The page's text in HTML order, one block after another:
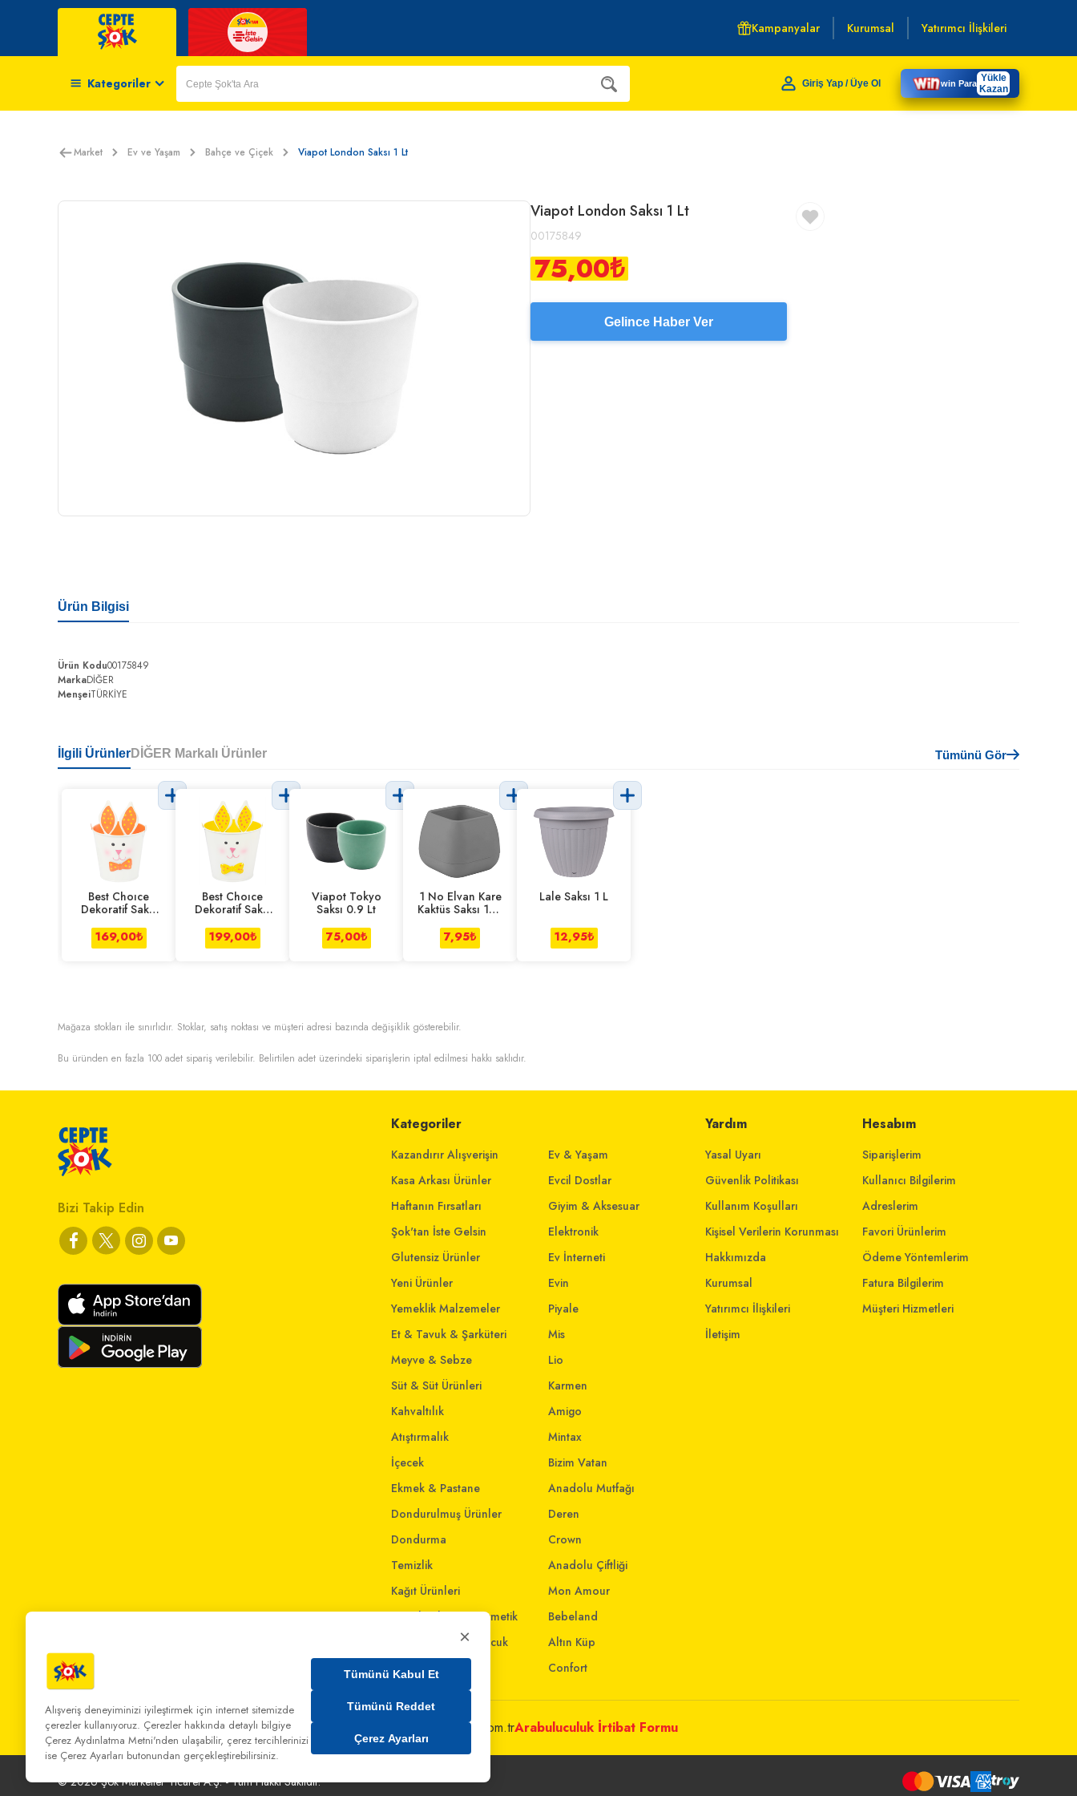
Kampanyalar Kurumsal Yatırımcı İlişkileri
Kategoriler Giriş Yap / Üye Ol win Para Yükle
Kazan
Market Ev ve Yaşam Bahçe ve Çiçek Viapot London Saksı 1 Lt
Viapot London Saksı 1 Lt
00175849
75,00₺
Gelince Haber Ver
Ürün Bilgisi
Ürün Kodu00175849
MarkaDİĞER
MenşeiTÜRKİYE
İlgili ÜrünlerDİĞER Markalı Ürünler Tümünü Gör
Best Choıce
Dekoratif Saksı
169,00₺
Best Choıce
Dekoratif Saksı
199,00₺
Viapot Tokyo
Saksı 0.9 Lt
75,00₺
1 No Elvan Kare
Kaktüs Saksı 120
7,95₺
Lale Saksı 1 L
12,95₺
Mağaza stokları ile sınırlıdır. Stoklar, satış noktası ve müşteri adresi bazında değişiklik gösterebilir.
Bu üründen en fazla 100 adet sipariş verilebilir. Belirtilen adet üzerindeki siparişlerin iptal edilmesi hakkı saklıdır.
Bizi Takip Edin
Kategoriler
Kazandırır Alışverişin
Kasa Arkası Ürünler
Haftanın Fırsatları
Şok'tan İste Gelsin
Glutensiz Ürünler
Yeni Ürünler
Yemeklik Malzemeler
Et & Tavuk & Şarküteri
Meyve & Sebze
Süt & Süt Ürünleri
Kahvaltılık
Atıştırmalık
İçecek
Ekmek & Pastane
Dondurulmuş Ürünler
Dondurma
Temizlik
Kağıt Ürünleri
Kişisel Bakım & Kozmetik
Anne - Bebek & Çocuk
Oyuncak
Ev & Yaşam
Evcil Dostlar
Giyim & Aksesuar
Elektronik
Ev İnterneti
Evin
Piyale
Mis
Lio
Karmen
Amigo
Mintax
Bizim Vatan
Anadolu Mutfağı
Deren
Crown
Anadolu Çiftliği
Mon Amour
Bebeland
Altın Küp
Confort
Yardım
Yasal Uyarı
Güvenlik Politikası
Kullanım Koşulları
Kişisel Verilerin Korunması
Hakkımızda
Kurumsal
Yatırımcı İlişkileri
İletişim
Hesabım
Siparişlerim
Kullanıcı Bilgilerim
Adreslerim
Favori Ürünlerim
Ödeme Yöntemlerim
Fatura Bilgilerim
Müşteri Hizmetleri
Bizi Arayın:0 850 808 00 00Bize Yazın: musterihizmetleri@mim.sokmarket.com.trArabuluculuk İrtibat Formu
©2026Şok Marketler Ticaret A.Ş. - Tüm Hakkı Saklıdır.
×
Alışveriş deneyiminizi iyileştirmek için internet sitemizde
çerezler kullanıyoruz. Çerezler hakkında detaylı bilgiye
Çerez Aydınlatma Metni'nden ulaşabilir, çerez tercihlerinizi
ise Çerez Ayarları butonundan gerçekleştirebilirsiniz.
Tümünü Kabul Et
Tümünü Reddet
Çerez Ayarları